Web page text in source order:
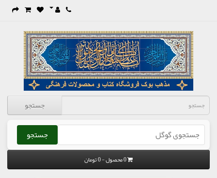
جستجو
جستجو
0 محصول - 0 تومان